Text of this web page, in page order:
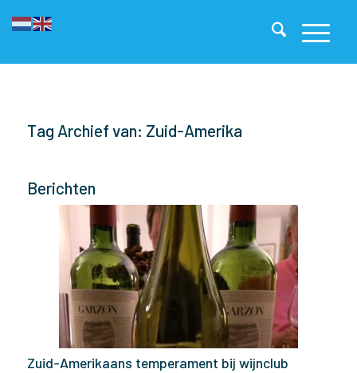
Tag Archief van: Zuid-Amerika
Berichten
Zuid-Amerikaans temperament bij wijnclub